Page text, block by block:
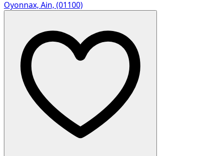
Oyonnax, Ain, (01100)